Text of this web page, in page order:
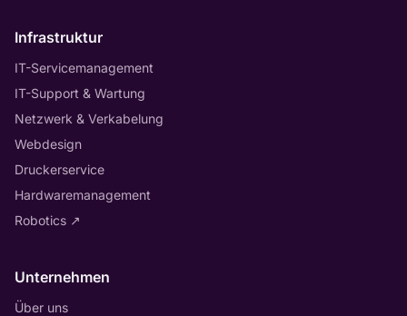
Infrastruktur
IT-Servicemanagement
IT-Support & Wartung
Netzwerk & Verkabelung
Webdesign
Druckerservice
Hardwaremanagement
Robotics ↗
Unternehmen
Über uns